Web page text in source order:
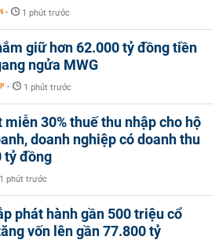
- 1 phút trước
giữ hơn 62.000 tỷ đồng tiền
ngửa MWG
- 1 phút trước
miễn 30% thuế thu nhập cho hộ
doanh nghiệp có doanh thu
tỷ đồng
1 phút trước
phát hành gần 500 triệu cổ
vốn lên gần 77.800 tỷ